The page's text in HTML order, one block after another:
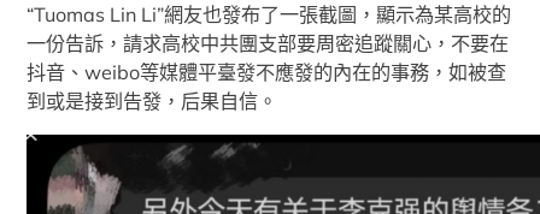
“Tuomas Lin Li”網友也發布了一張截圖，顯示為某高校的
一份告訴，請求高校中共團支部要周密追蹤關心，不要在
抖音、weibo等媒體平臺發不應發的內在的事務，如被查
到或是接到告發，后果自信。